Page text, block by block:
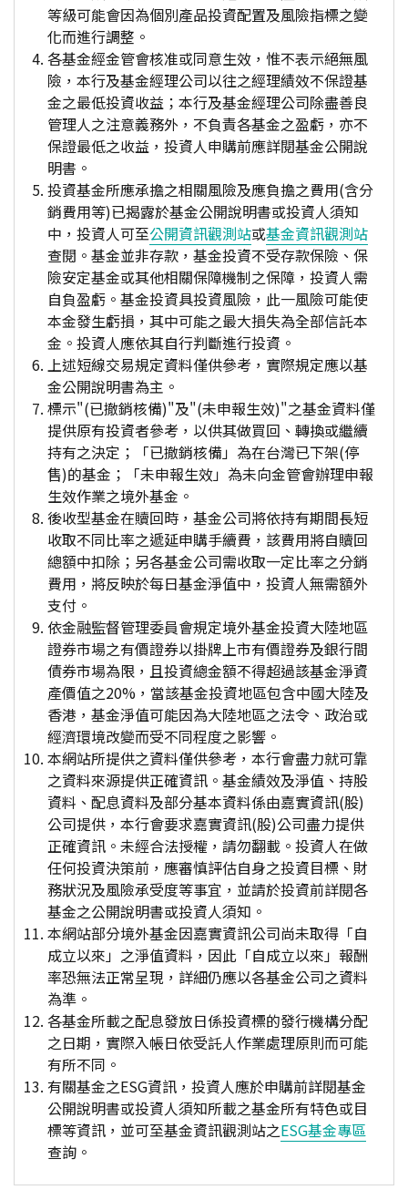
等級可能會因為個別產品投資配置及風險指標之變
化而進行調整。
各基金經金管會核准或同意生效，惟不表示絕無風
險，本行及基金經理公司以往之經理績效不保證基
金之最低投資收益；本行及基金經理公司除盡善良
管理人之注意義務外，不負責各基金之盈虧，亦不
保證最低之收益，投資人申購前應詳閱基金公開說
明書。
投資基金所應承擔之相關風險及應負擔之費用(含分
銷費用等)已揭露於基金公開說明書或投資人須知
中，投資人可至公開資訊觀測站或基金資訊觀測站
查閱。基金並非存款，基金投資不受存款保險、保
險安定基金或其他相關保障機制之保障，投資人需
自負盈虧。基金投資具投資風險，此一風險可能使
本金發生虧損，其中可能之最大損失為全部信託本
金。投資人應依其自行判斷進行投資。
上述短線交易規定資料僅供參考，實際規定應以基
金公開說明書為主。
標示"(已撤銷核備)"及"(未申報生效)"之基金資料僅
提供原有投資者參考，以供其做買回、轉換或繼續
持有之決定；「已撤銷核備」為在台灣已下架(停
售)的基金；「未申報生效」為未向金管會辦理申報
生效作業之境外基金。
後收型基金在贖回時，基金公司將依持有期間長短
收取不同比率之遞延申購手續費，該費用將自贖回
總額中扣除；另各基金公司需收取一定比率之分銷
費用，將反映於每日基金淨值中，投資人無需額外
支付。
依金融監督管理委員會規定境外基金投資大陸地區
證券市場之有價證券以掛牌上市有價證券及銀行間
債券市場為限，且投資總金額不得超過該基金淨資
產價值之20%，當該基金投資地區包含中國大陸及
香港，基金淨值可能因為大陸地區之法令、政治或
經濟環境改變而受不同程度之影響。
本網站所提供之資料僅供參考，本行會盡力就可靠
之資料來源提供正確資訊。基金績效及淨值、持股
資料、配息資料及部分基本資料係由嘉實資訊(股)
公司提供，本行會要求嘉實資訊(股)公司盡力提供
正確資訊。未經合法授權，請勿翻載。投資人在做
任何投資決策前，應審慎評估自身之投資目標、財
務狀況及風險承受度等事宜，並請於投資前詳閱各
基金之公開說明書或投資人須知。
本網站部分境外基金因嘉實資訊公司尚未取得「自
成立以來」之淨值資料，因此「自成立以來」報酬
率恐無法正常呈現，詳細仍應以各基金公司之資料
為準。
各基金所載之配息發放日係投資標的發行機構分配
之日期，實際入帳日依受託人作業處理原則而可能
有所不同。
有關基金之ESG資訊，投資人應於申購前詳閱基金
公開說明書或投資人須知所載之基金所有特色或目
標等資訊，並可至基金資訊觀測站之ESG基金專區
查詢。